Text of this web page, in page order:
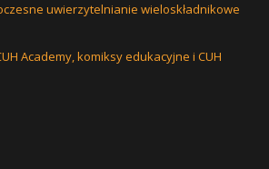
uwierzytelnianie wieloskładnikowe
Academy, komiksy edukacyjne i CUH